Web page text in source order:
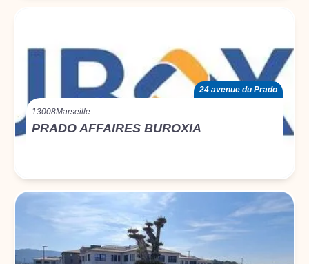
24 avenue du Prado
13008Marseille
PRADO AFFAIRES BUROXIA